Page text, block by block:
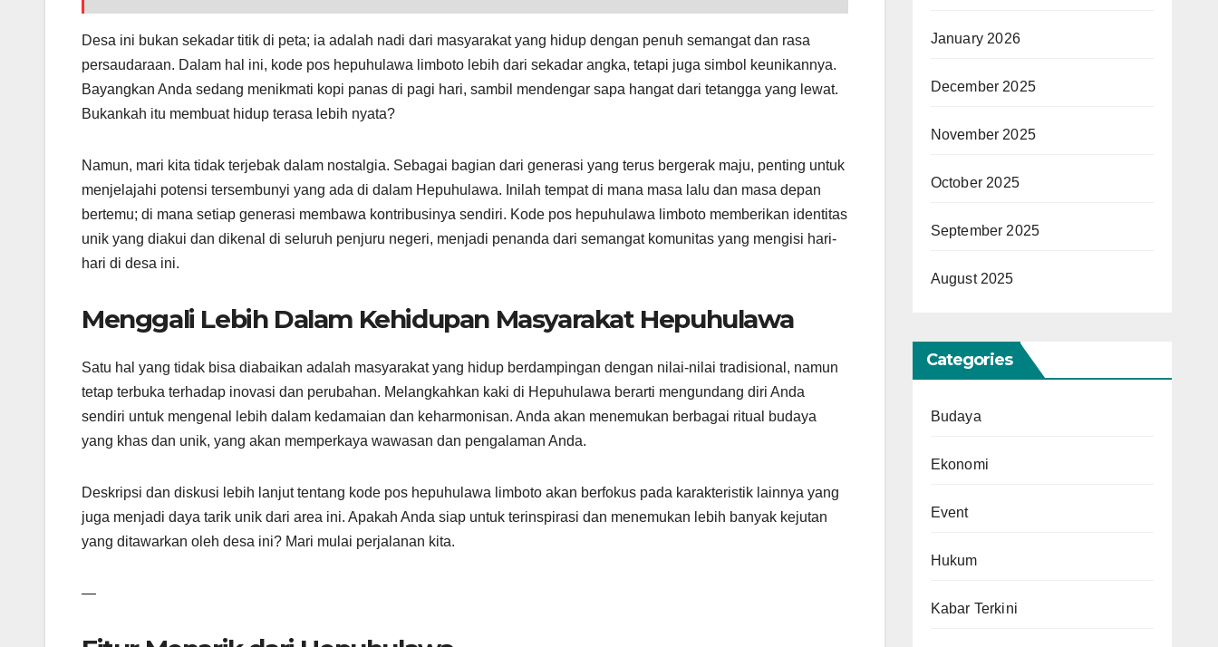
Desa ini bukan sekadar titik di peta; ia adalah nadi dari masyarakat yang hidup dengan penuh semangat dan rasa
persaudaraan. Dalam hal ini, kode pos hepuhulawa limboto lebih dari sekadar angka, tetapi juga simbol keunikannya.
Bayangkan Anda sedang menikmati kopi panas di pagi hari, sambil mendengar sapa hangat dari tetangga yang lewat.
Bukankah itu membuat hidup terasa lebih nyata?
Namun, mari kita tidak terjebak dalam nostalgia. Sebagai bagian dari generasi yang terus bergerak maju, penting untuk
menjelajahi potensi tersembunyi yang ada di dalam Hepuhulawa. Inilah tempat di mana masa lalu dan masa depan
bertemu; di mana setiap generasi membawa kontribusinya sendiri. Kode pos hepuhulawa limboto memberikan identitas
unik yang diakui dan dikenal di seluruh penjuru negeri, menjadi penanda dari semangat komunitas yang mengisi hari-
hari di desa ini.
Menggali Lebih Dalam Kehidupan Masyarakat Hepuhulawa
Satu hal yang tidak bisa diabaikan adalah masyarakat yang hidup berdampingan dengan nilai-nilai tradisional, namun
tetap terbuka terhadap inovasi dan perubahan. Melangkahkan kaki di Hepuhulawa berarti mengundang diri Anda
sendiri untuk mengenal lebih dalam kedamaian dan keharmonisan. Anda akan menemukan berbagai ritual budaya
yang khas dan unik, yang akan memperkaya wawasan dan pengalaman Anda.
Deskripsi dan diskusi lebih lanjut tentang kode pos hepuhulawa limboto akan berfokus pada karakteristik lainnya yang
juga menjadi daya tarik unik dari area ini. Apakah Anda siap untuk terinspirasi dan menemukan lebih banyak kejutan
yang ditawarkan oleh desa ini? Mari mulai perjalanan kita.
—
January 2026
December 2025
November 2025
October 2025
September 2025
August 2025
Categories
Budaya
Ekonomi
Event
Hukum
Kabar Terkini